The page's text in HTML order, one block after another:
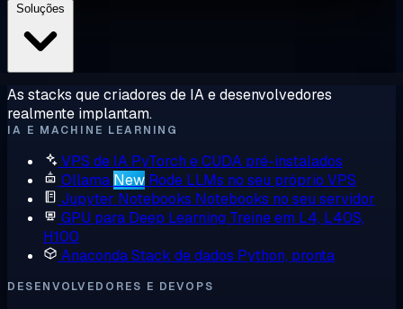
As stacks que criadores de IA e desenvolvedores
realmente implantam.
IA E MACHINE LEARNING
VPS de IA PyTorch e CUDA pré-instalados
Ollama New Rode LLMs no seu próprio VPS
Jupyter Notebooks Notebooks no seu servidor
GPU para Deep Learning Treine em L4, L40S,
H100
AnacondaStack de dados Python, pronta
DESENVOLVEDORES E DEVOPS